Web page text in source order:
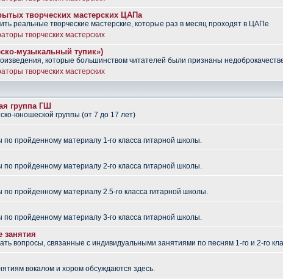
творческих мастерских ЦАПа
реальные творческие мастерские, которые раз в месяц проходят в ЦАПе
творческих мастерских
музыкальный тупик»)
которые большинством читателей были признаны
творческих мастерских
группа ГШ
юношеской группы (от 7 до 17 лет)
по пройденному материалу 1-го класса гитарной школы.
по пройденному материалу 2-го класса гитарной школы.
по пройденному материалу 2.5-го класса гитарной школы.
по пройденному материалу 3-го класса гитарной школы.
занятия
вопросы, связанные с индивидуальными занятиями по песням 1-го и 2-го
вокалом и хором обсуждаются здесь.